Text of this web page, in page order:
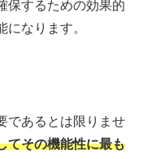
保するための効果的
なります。
であるとは限りませ
てその機能性に最も